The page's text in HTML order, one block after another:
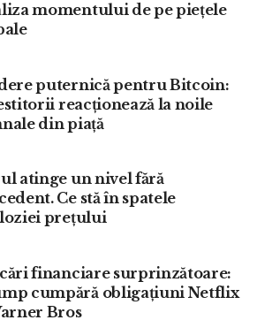
momentului de pe piețele
puternică pentru Bitcoin:
reacționează la noile
din piață
atinge un nivel fără
Ce stă în spatele
prețului
financiare surprinzătoare:
cumpără obligațiuni Netflix
Bros